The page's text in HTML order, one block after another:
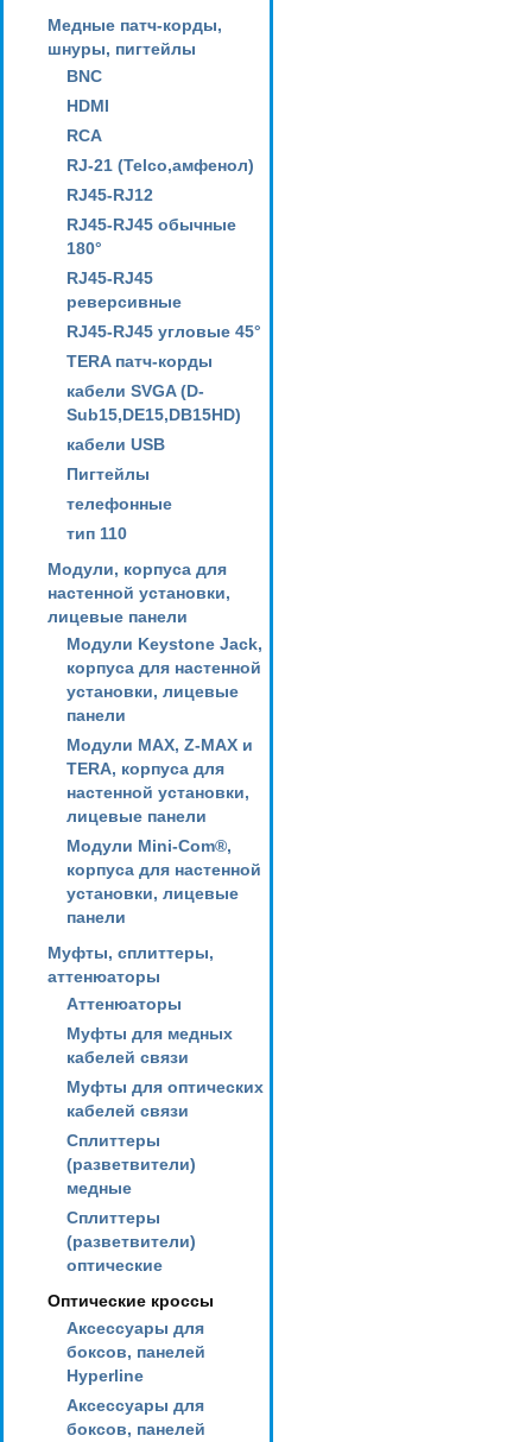
Медные патч-корды,
шнуры, пигтейлы
BNC
HDMI
RCA
RJ-21 (Telco,амфенол)
RJ45-RJ12
RJ45-RJ45 обычные
180°
RJ45-RJ45
реверсивные
RJ45-RJ45 угловые 45°
TERA патч-корды
кабели SVGA (D-
Sub15,DE15,DB15HD)
кабели USB
Пигтейлы
телефонные
тип 110
Модули, корпуса для
настенной установки,
лицевые панели
Модули Keystone Jack,
корпуса для настенной
установки, лицевые
панели
Модули MAX, Z-MAX и
TERA, корпуса для
настенной установки,
лицевые панели
Модули Mini-Com®,
корпуса для настенной
установки, лицевые
панели
Муфты, сплиттеры,
аттенюаторы
Аттенюаторы
Муфты для медных
кабелей связи
Муфты для оптических
кабелей связи
Сплиттеры
(разветвители)
медные
Сплиттеры
(разветвители)
оптические
Оптические кроссы
Аксессуары для
боксов, панелей
Hyperline
Аксессуары для
боксов, панелей